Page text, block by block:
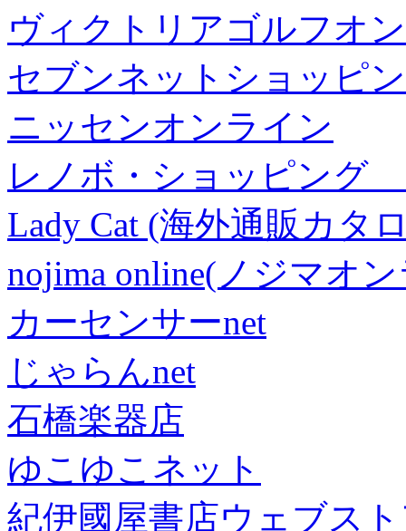
ヴィクトリアゴルフオ
セブンネットショッピ
ニッセンオンライン
レノボ・ショッピング
Lady Cat (海外通販カタ
nojima online(ノジマオ
カーセンサーnet
じゃらんnet
石橋楽器店
ゆこゆこネット
紀伊國屋書店ウェブス